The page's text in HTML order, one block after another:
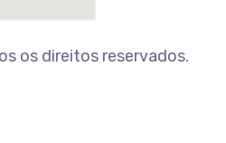
os direitos reservados.